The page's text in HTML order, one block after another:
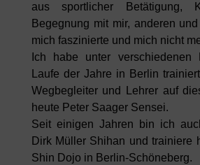
aus sportlicher Betätigung,
Begegnung mit mir, anderen
mich faszinierte und mich nicht
Ich habe unter verschiedenen
Laufe der Jahre in Berlin
Wegbegleiter und Lehrer auf
heute Peter Saager Sensei.
Seit einigen Jahren bin ich
Dirk Müller Shihan und trainiere
Shin Dojo in Berlin-Schöneberg.